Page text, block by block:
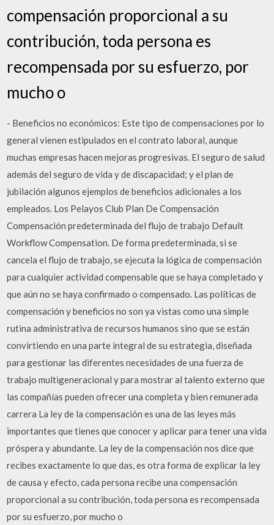
compensación proporcional a su
contribución, toda persona es
recompensada por su esfuerzo, por
mucho o
- Beneficios no económicos: Este tipo de compensaciones por lo
general vienen estipulados en el contrato laboral, aunque
muchas empresas hacen mejoras progresivas. El seguro de salud
además del seguro de vida y de discapacidad; y el plan de
jubilación algunos ejemplos de beneficios adicionales a los
empleados. Los Pelayos Club Plan De Compensación
Compensación predeterminada del flujo de trabajo Default
Workflow Compensation. De forma predeterminada, si se
cancela el flujo de trabajo, se ejecuta la lógica de compensación
para cualquier actividad compensable que se haya completado y
que aún no se haya confirmado o compensado. Las políticas de
compensación y beneficios no son ya vistas como una simple
rutina administrativa de recursos humanos sino que se están
convirtiendo en una parte integral de su estrategia, diseñada
para gestionar las diferentes necesidades de una fuerza de
trabajo multigeneracional y para mostrar al talento externo que
las compañías pueden ofrecer una completa y bien remunerada
carrera La ley de la compensación es una de las leyes más
importantes que tienes que conocer y aplicar para tener una vida
próspera y abundante. La ley de la compensación nos dice que
recibes exactamente lo que das, es otra forma de explicar la ley
de causa y efecto, cada persona recibe una compensación
proporcional a su contribución, toda persona es recompensada
por su esfuerzo, por mucho o